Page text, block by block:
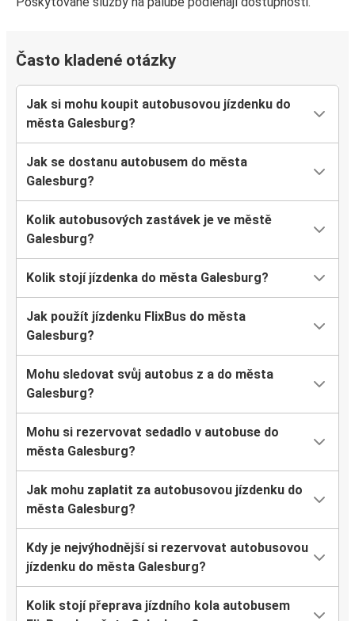
Často kladené otázky
Jak si mohu koupit autobusovou jízdenku do
města Galesburg?
Jak se dostanu autobusem do města
Galesburg?
Kolik autobusových zastávek je ve městě
Galesburg?
Kolik stojí jízdenka do města Galesburg?
Jak použít jízdenku FlixBus do města
Galesburg?
Mohu sledovat svůj autobus z a do města
Galesburg?
Mohu si rezervovat sedadlo v autobuse do
města Galesburg?
Jak mohu zaplatit za autobusovou jízdenku do
města Galesburg?
Kdy je nejvýhodnější si rezervovat autobusovou
jízdenku do města Galesburg?
Kolik stojí přeprava jízdního kola autobusem